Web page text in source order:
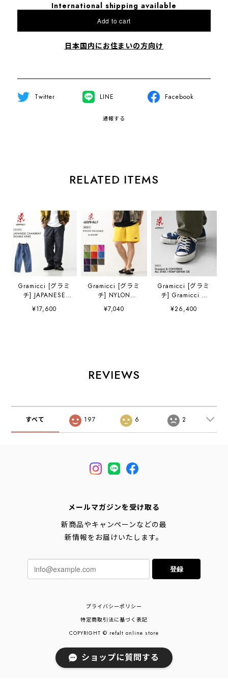
International shipping available
Add to cart
日本国内にお住まいの方向け
Twitter LINE Facebook
通報する
RELATED ITEMS
Gramicci [グラミ
チ] JAPANESE
CHAMBRAY
DOUBLE KNEE
¥17,600
Gramicci [グラミ
チ] NYLON
PACKABLE G-
SHORT [G6SM-
ツ・半ズボン・ア
ウトドアショー
ア・MEN'S
[2026SS]
¥7,040
Gramicci [グラミ
チ] Gramicci &
CONVERSE ALL
STAR J HEMP
MEN'S / LADY'S
[2026SS]
¥26,400
REVIEWS
すべて 197 6 2
メールマガジンを受け取る
新商品やキャンペーンなどの最
新情報をお届けいたします。
登録
プライバシーポリシー
特定商取引法に基づく表記
COPYRIGHT © refalt online store
ショップに質問する